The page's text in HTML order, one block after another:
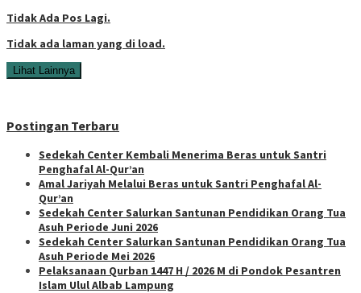
Tidak Ada Pos Lagi.
Tidak ada laman yang di load.
Lihat Lainnya
Postingan Terbaru
Sedekah Center Kembali Menerima Beras untuk Santri
Penghafal Al-Qur’an
Amal Jariyah Melalui Beras untuk Santri Penghafal Al-
Qur’an
Sedekah Center Salurkan Santunan Pendidikan Orang Tua
Asuh Periode Juni 2026
Sedekah Center Salurkan Santunan Pendidikan Orang Tua
Asuh Periode Mei 2026
Pelaksanaan Qurban 1447 H / 2026 M di Pondok Pesantren
Islam Ulul Albab Lampung